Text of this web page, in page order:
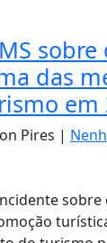
das
em
Pires |